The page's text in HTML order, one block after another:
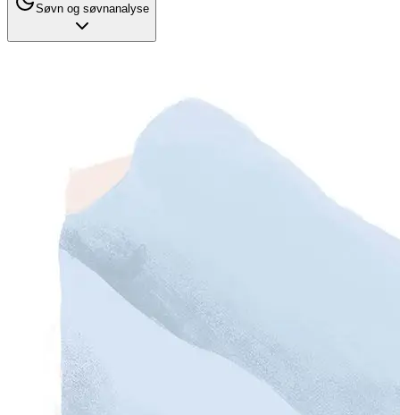
Søvn og søvnanalyse